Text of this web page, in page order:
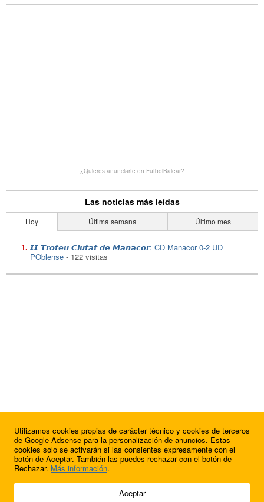
¿Quieres anunciarte en FutbolBalear?
Las noticias más leídas
Hoy Última semana Último mes
𝙄𝙄 𝙏𝙧𝙤𝙛𝙚𝙪 𝘾𝙞𝙪𝙩𝙖𝙩 𝙙𝙚 𝙈𝙖𝙣𝙖𝙘𝙤𝙧: CD Manacor 0-2 UD
POblense - 122 visitas
© 2009 - 2026 Soluciones Corporativas IP, SL.
Utilizamos cookies propias de carácter técnico y cookies de terceros
de Google Adsense para la personalización de anuncios. Estas
cookies solo se activarán si las consientes expresamente con el
botón de Aceptar. También las puedes rechazar con el botón de
Rechazar. Más información.
Aceptar